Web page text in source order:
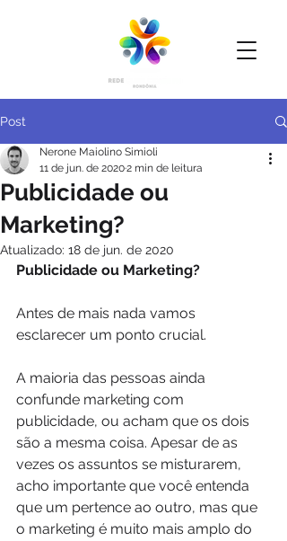
Post
Publicidade ou
Marketing?
Nerone Maiolino Simioli
11 de jun. de 20202 min de leitura
Atualizado: 18 de jun. de 2020
Publicidade ou Marketing?
Antes de mais nada vamos
esclarecer um ponto crucial.
A maioria das pessoas ainda
confunde marketing com
publicidade, ou acham que os dois
são a mesma coisa. Apesar de as
vezes os assuntos se misturarem,
acho importante que você entenda
que um pertence ao outro, mas que
o marketing é muito mais amplo do